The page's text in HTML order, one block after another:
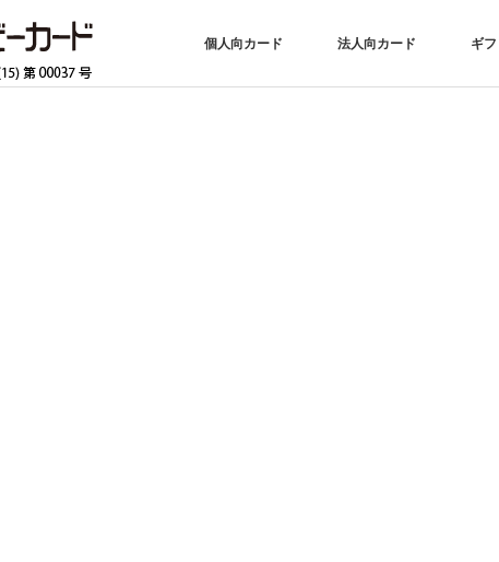
個人向カード 法人向カード ギ